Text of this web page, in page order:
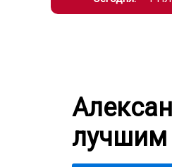
лучшим